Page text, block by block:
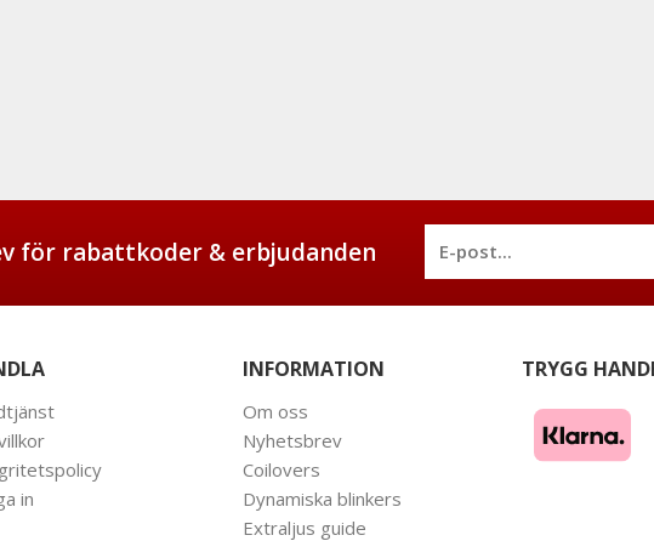
för rabattkoder & erbjudanden
in
INFORMATION
Om oss
Nyhetsbrev
Coilovers
Dynamiska blinkers
Extraljus guide
TRYGG